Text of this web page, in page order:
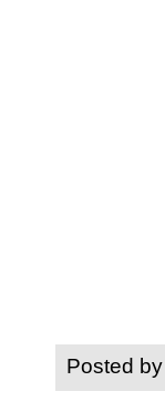
Posted by